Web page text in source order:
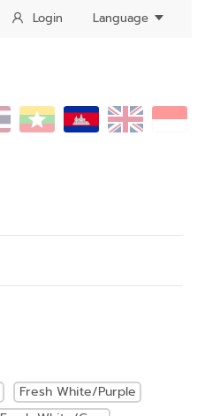
Login Language
Fresh White/Purple